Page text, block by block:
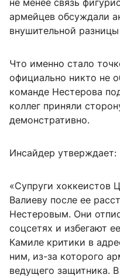
не менее связь
армейцев обсуждали
внушительной
Что именно стало
официально никто не
команде Нестерова
коллег приняли
демонстративно.
Инсайдер утверждает:
«Супруги хоккеистов
Валиеву после ее
Нестеровым. Они
соцсетях и избегают
Камиле критики в
ним, из-за которого
ведущего защитника.